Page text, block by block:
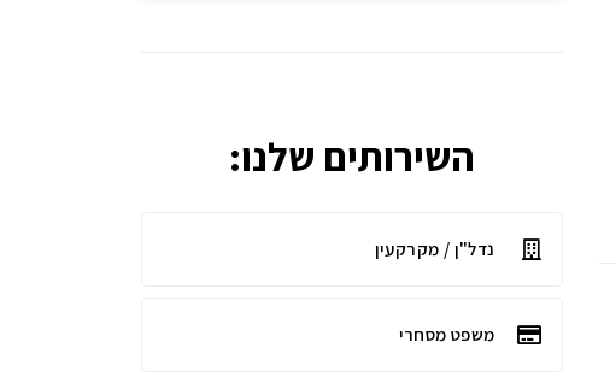
השירותים שלנו:
נדל"ן / מקרקעין
משפט מסחרי